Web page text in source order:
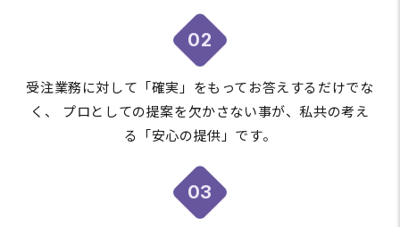
02
受注業務に対して「確実」をもってお答えするだけでな
く、
プロとしての提案を欠かさない事が、私共の考え
る「安心の提供」です。
03